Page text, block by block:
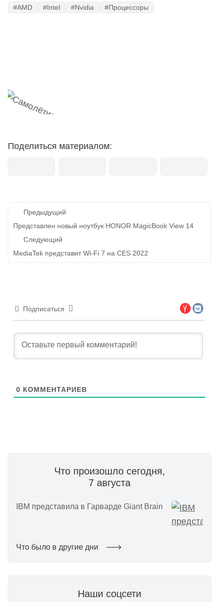
#AMD #Intel #Nvidia #Процессоры
Поделиться материалом:
Навигация
по
записям
Предыдущий
Представлен новый ноутбук HONOR MagicBook View 14
Следующий
MediaTek представит Wi-Fi 7 на CES 2022
Подписаться
0 КОММЕНТАРИЕВ
Что произошло сегодня,
7 августа
IBM представила в Гарварде Giant Brain
Что было в другие дни
Наши соцсети